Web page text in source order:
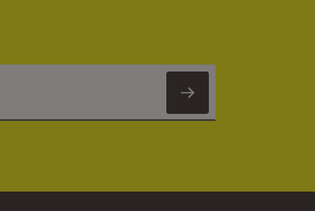
Newsletter